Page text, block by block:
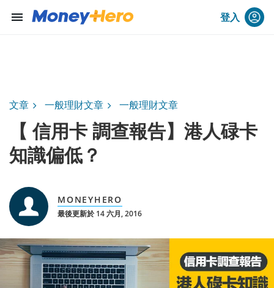
menu 登入
文章 一般理財文章 一般理財文章
【 信用卡 調查報告】港人碌卡
知識偏低？
MONEYHERO
最後更新於 14 六月, 2016